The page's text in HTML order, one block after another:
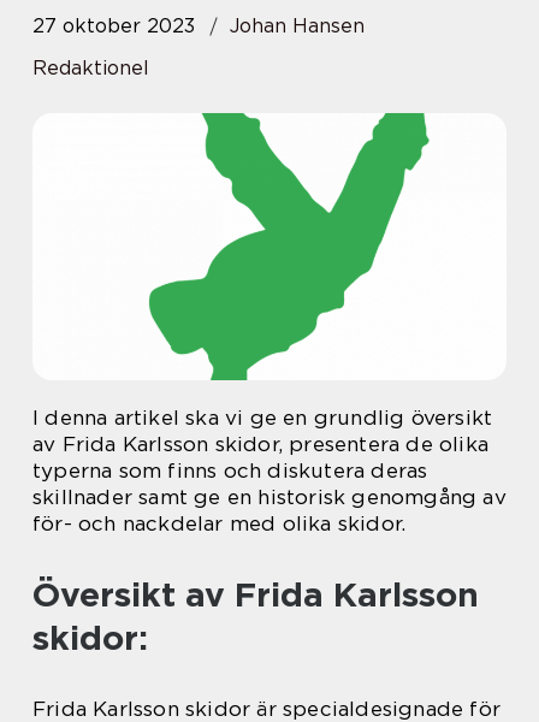
27 oktober 2023
Johan Hansen
Redaktionel
I denna artikel ska vi ge en grundlig översikt
av Frida Karlsson skidor, presentera de olika
typerna som finns och diskutera deras
skillnader samt ge en historisk genomgång av
för- och nackdelar med olika skidor.
Översikt av Frida Karlsson
skidor:
Frida Karlsson skidor är specialdesignade för